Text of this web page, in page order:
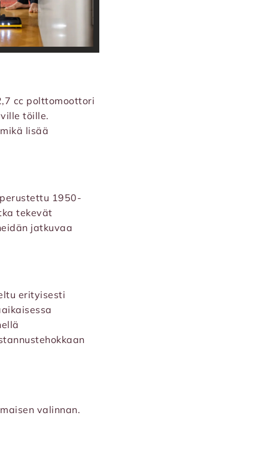
cc polttomoottori
töille.
lisää
1950-
tekevät
jatkuvaa
erityisesti
valinnan.